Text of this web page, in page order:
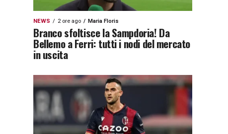
NEWS 2 ore ago Maria Floris
Branco sfoltisce la Sampdoria! Da
Bellemo a Ferri: tutti i nodi del mercato
in uscita